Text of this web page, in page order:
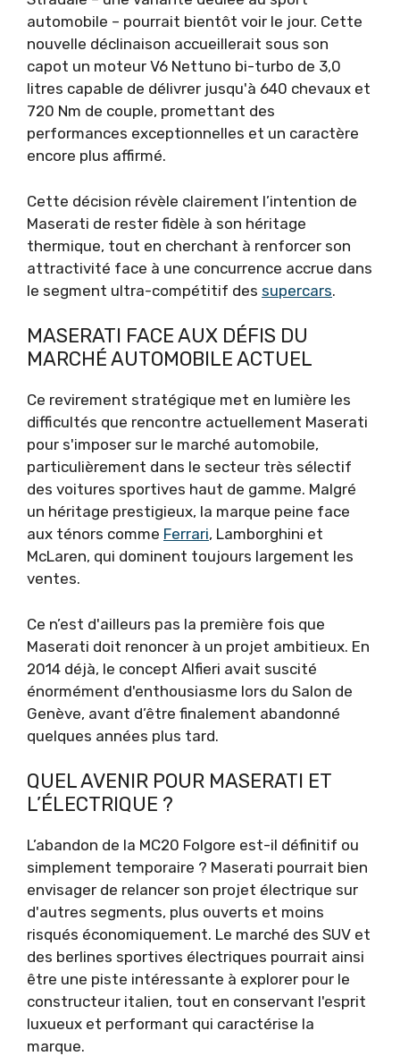
automobile – pourrait bientôt voir le jour. Cette
nouvelle déclinaison accueillerait sous son
capot un moteur V6 Nettuno bi-turbo de 3,0
litres capable de délivrer jusqu'à 640 chevaux et
720 Nm de couple, promettant des
performances exceptionnelles et un caractère
encore plus affirmé.
Cette décision révèle clairement l’intention de
Maserati de rester fidèle à son héritage
thermique, tout en cherchant à renforcer son
attractivité face à une concurrence accrue dans
le segment ultra-compétitif des supercars.
MASERATI FACE AUX DÉFIS DU
MARCHÉ AUTOMOBILE ACTUEL
Ce revirement stratégique met en lumière les
difficultés que rencontre actuellement Maserati
pour s'imposer sur le marché automobile,
particulièrement dans le secteur très sélectif
des voitures sportives haut de gamme. Malgré
un héritage prestigieux, la marque peine face
aux ténors comme Ferrari, Lamborghini et
McLaren, qui dominent toujours largement les
ventes.
Ce n’est d'ailleurs pas la première fois que
Maserati doit renoncer à un projet ambitieux. En
2014 déjà, le concept Alfieri avait suscité
énormément d'enthousiasme lors du Salon de
Genève, avant d’être finalement abandonné
quelques années plus tard.
QUEL AVENIR POUR MASERATI ET
L’ÉLECTRIQUE ?
L’abandon de la MC20 Folgore est-il définitif ou
simplement temporaire ? Maserati pourrait bien
envisager de relancer son projet électrique sur
d'autres segments, plus ouverts et moins
risqués économiquement. Le marché des SUV et
des berlines sportives électriques pourrait ainsi
être une piste intéressante à explorer pour le
constructeur italien, tout en conservant l'esprit
luxueux et performant qui caractérise la
marque.